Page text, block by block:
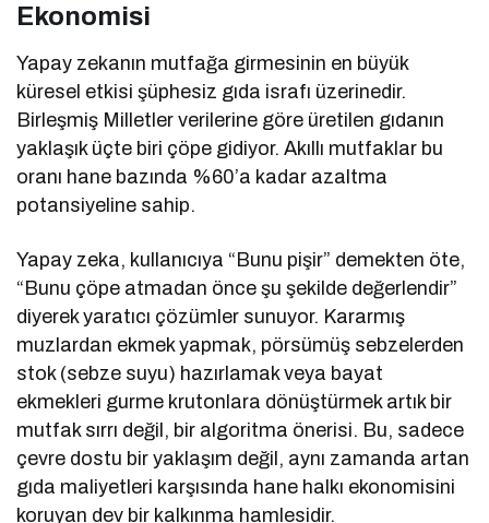
Ekonomisi
Yapay zekanın mutfağa girmesinin en büyük
küresel etkisi şüphesiz gıda israfı üzerinedir.
Birleşmiş Milletler verilerine göre üretilen gıdanın
yaklaşık üçte biri çöpe gidiyor. Akıllı mutfaklar bu
oranı hane bazında %60’a kadar azaltma
potansiyeline sahip.
Yapay zeka, kullanıcıya “Bunu pişir” demekten öte,
“Bunu çöpe atmadan önce şu şekilde değerlendir”
diyerek yaratıcı çözümler sunuyor. Kararmış
muzlardan ekmek yapmak, pörsümüş sebzelerden
stok (sebze suyu) hazırlamak veya bayat
ekmekleri gurme krutonlara dönüştürmek artık bir
mutfak sırrı değil, bir algoritma önerisi. Bu, sadece
çevre dostu bir yaklaşım değil, aynı zamanda artan
gıda maliyetleri karşısında hane halkı ekonomisini
koruyan dev bir kalkınma hamlesidir.